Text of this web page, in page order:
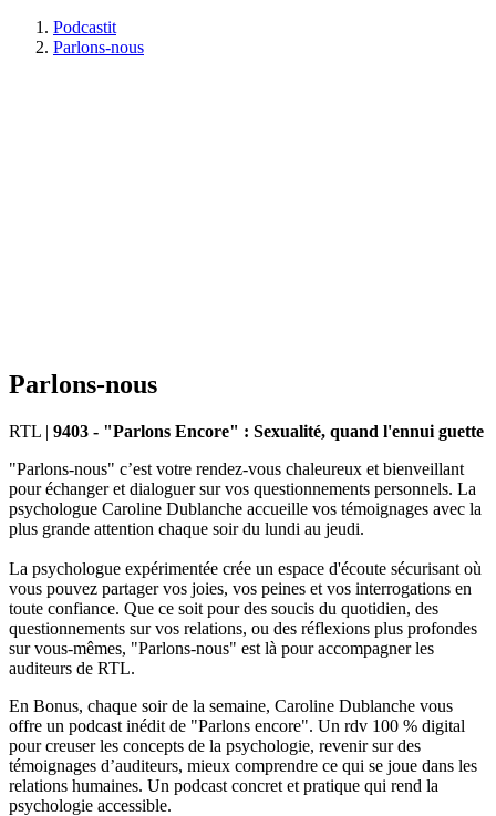
Podcastit
Parlons-nous
Parlons-nous
RTL | 9403 - "Parlons Encore" : Sexualité, quand l'ennui guette
"Parlons-nous" c’est votre rendez-vous chaleureux et bienveillant
pour échanger et dialoguer sur vos questionnements personnels. La
psychologue Caroline Dublanche accueille vos témoignages avec la
plus grande attention chaque soir du lundi au jeudi.
La psychologue expérimentée crée un espace d'écoute sécurisant où
vous pouvez partager vos joies, vos peines et vos interrogations en
toute confiance. Que ce soit pour des soucis du quotidien, des
questionnements sur vos relations, ou des réflexions plus profondes
sur vous-mêmes, "Parlons-nous" est là pour accompagner les
auditeurs de RTL.
En Bonus, chaque soir de la semaine, Caroline Dublanche vous
offre un podcast inédit de "Parlons encore". Un rdv 100 % digital
pour creuser les concepts de la psychologie, revenir sur des
témoignages d’auditeurs, mieux comprendre ce qui se joue dans les
relations humaines. Un podcast concret et pratique qui rend la
psychologie accessible.